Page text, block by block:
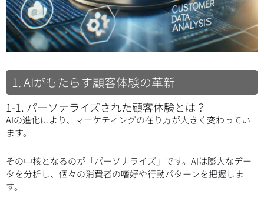
1. AIがもたらす顧客体験の革新
1-1. パーソナライズされた顧客体験とは？
AIの進化により、マーケティングの在り方が大きく変わってい
ます。
その中核となるのが「パーソナライズ」です。AIは膨大なデー
タを分析し、個々の消費者の嗜好や行動パターンを把握しま
す。